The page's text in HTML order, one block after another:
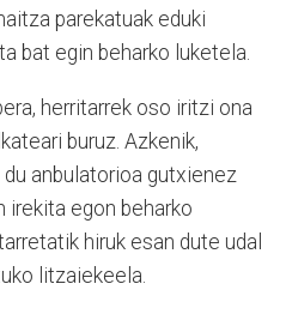
parekatuak eduki
bat egin beharko luketela.
herritarrek oso iritzi ona
buruz. Azkenik,
du anbulatorioa gutxienez
irekita egon beharko
hiruk esan dute udal
litzaiekeela.